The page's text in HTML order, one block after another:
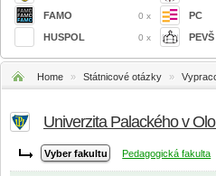
FAMO 0 x
HUSPOL 0 x
PC
PEVŠ
Home » Státnicové otázky »
Univerzita Palackého v
Pedagogická fakulta